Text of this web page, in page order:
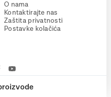
O nama
Kontaktirajte nas
Zaštita privatnosti
Postavke kolačića